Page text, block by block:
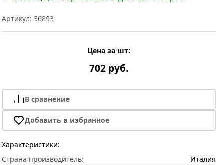
Артикул: 36893
Цена за шт:
702 руб.
В сравнение
Добавить в избранное
Характеристики:
Страна производитель:
Италия